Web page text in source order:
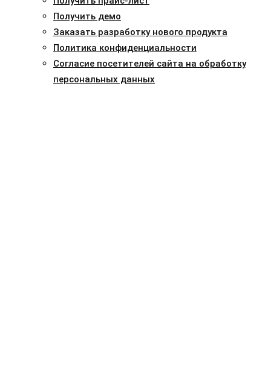
Получить демо
Заказать разработку нового продукта
Политика конфиденциальности
Согласие посетителей сайта на обработку
персональных данных